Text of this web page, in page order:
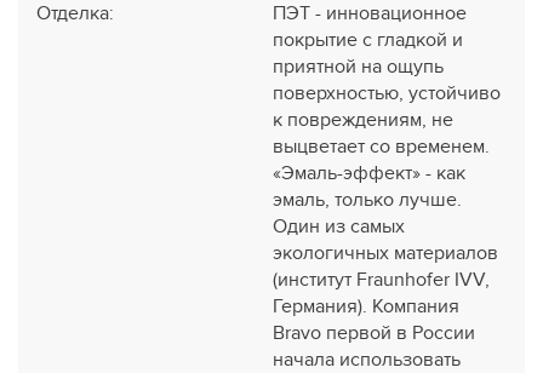
Отделка:
ПЭТ - инновационное
покрытие c гладкой и
приятной на ощупь
поверхностью, устойчиво
к повреждениям, не
выцветает со временем.
«Эмаль-эффект» - как
эмаль, только лучше.
Один из самых
экологичных материалов
(институт Fraunhofer IVV,
Германия). Компания
Bravo первой в России
начала использовать